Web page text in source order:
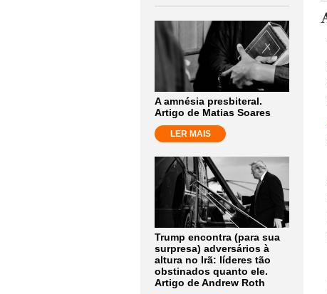
A amnésia presbiteral.
Artigo de Matias Soares
LER MAIS
Trump encontra (para sua
surpresa) adversários à
altura no Irã: líderes tão
obstinados quanto ele.
Artigo de Andrew Roth